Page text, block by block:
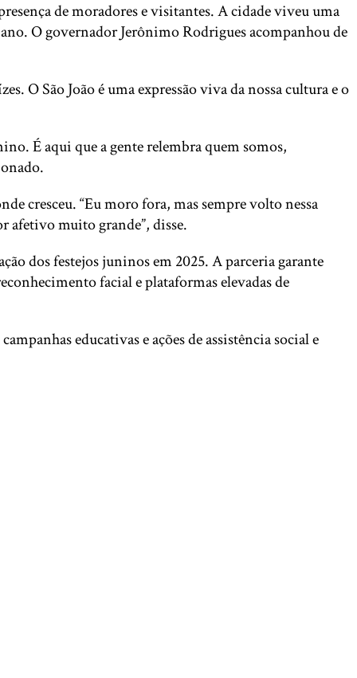
de moradores e visitantes. A cidade viveu uma
O governador Jerônimo Rodrigues acompanhou de
O São João é uma expressão viva da nossa cultura e o
É aqui que a gente relembra quem somos,
cresceu. “Eu moro fora, mas sempre volto nessa
afetivo muito grande”, disse.
dos festejos juninos em 2025. A parceria garante
facial e plataformas elevadas de
educativas e ações de assistência social e